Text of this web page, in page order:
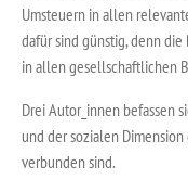
Umsteuern in allen
dafür sind günstig, denn
in allen gesellschaftlichen
Drei Autor_innen befassen
und der sozialen
verbunden sind.